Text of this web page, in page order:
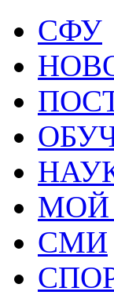
СФУ
МОЙ
СМИ